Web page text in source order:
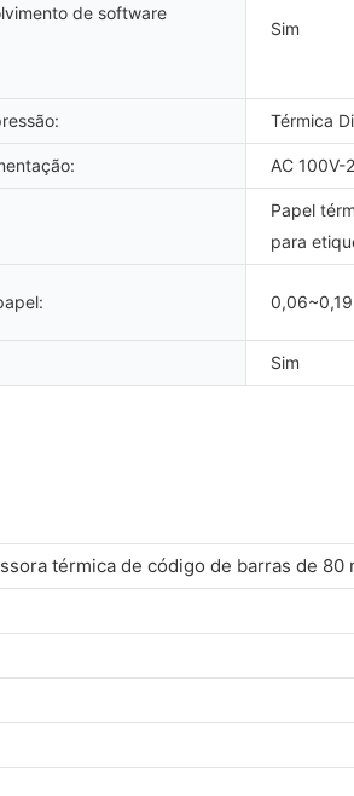
de software
Sim
Térmica
AC 100V-
Papel
para
Sim
térmica de código de barras de 80